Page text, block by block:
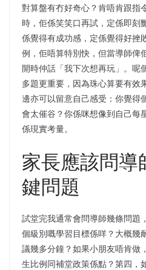
對算盤有冇好奇心？肯唔肯跟指
時，佢係笑笑口再試，定係即刻
係覺得有成功感，定係覺得好挫
例，佢唔算特別快，但當導師俾
開時仲話「我下次想再玩」。呢
多題更重要，因為珠心算要有效
邊亦可以留意自己感受：你覺得
會太催谷？你係咪想像到自己每
係現實考量。
家長應該問導
鍵問題
試堂完我通常會問導師幾條問題
個級別嘅學習目標係咩？大概幾
議幾多分鐘？如果小朋友唔肯做
生比例同補堂政策係點？第四，